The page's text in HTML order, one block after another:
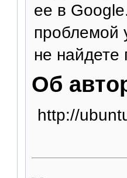
ее в
проблемой
не
Об
http://